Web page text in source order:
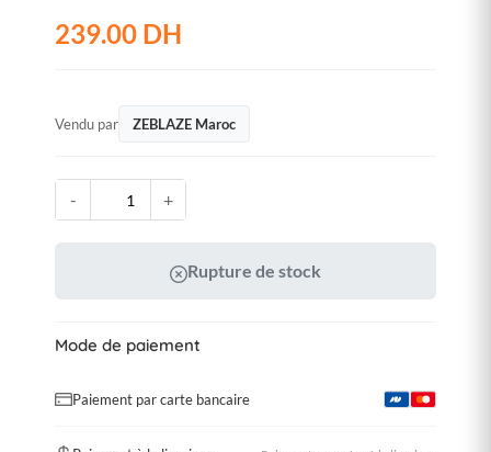
239.00 DH
Vendu par ZEBLAZE Maroc
- +
Rupture de stock
Mode de paiement
Paiement par carte bancaire